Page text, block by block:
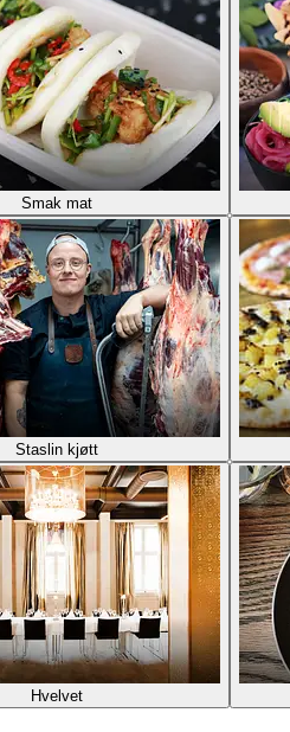
Smak mat
Staslin kjøtt
Hvelvet